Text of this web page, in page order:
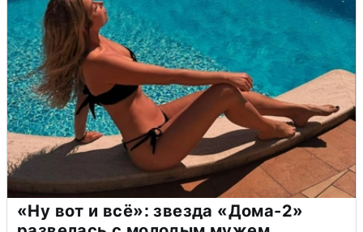
«Ну вот и всё»: звезда «Дома-2»